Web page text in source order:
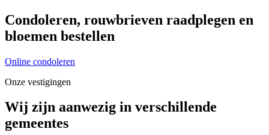
Condoleren, rouwbrieven raadplegen en
bloemen bestellen
Online condoleren
Onze vestigingen
Wij zijn aanwezig in verschillende
gemeentes